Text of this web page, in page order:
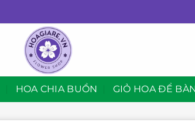
HOA CHIA BUỒN GIỎ HOA ĐỂ